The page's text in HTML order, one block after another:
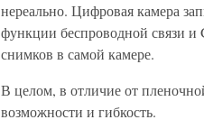
нереально. Цифровая камера
функции беспроводной связи и
снимков в самой камере.
В целом, в отличие от
возможности и гибкость.